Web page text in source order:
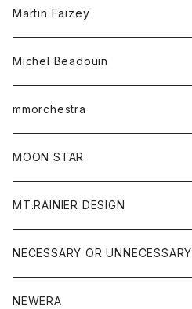
ベスト
ポロシャツ
ロングスリーブTシャツ
フリース
Tシャツ
Martin Faizey
ベルト
Michel Beadouin
トップス
ジャケット
ニット
パンツ
mmorchestra
帽子
MOON STAR
MT.RAINIER DESIGN
アウター
コート
アクセサリー
NECESSARY OR UNNECESSARY
アウター
NEWERA